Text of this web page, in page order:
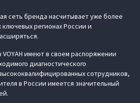
сеть бренда насчитывает уже более
ключевых регионах России и
имеют в своем распоряжении
диагностического
сотрудников,
в России имеется значительный